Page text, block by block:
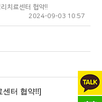
치료센터 협약!!
2024-09-03 10:57
센터 협약!!]